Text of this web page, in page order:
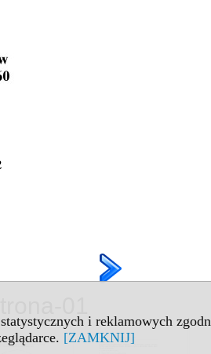
i reklamowych
[ZAMKNIJ]